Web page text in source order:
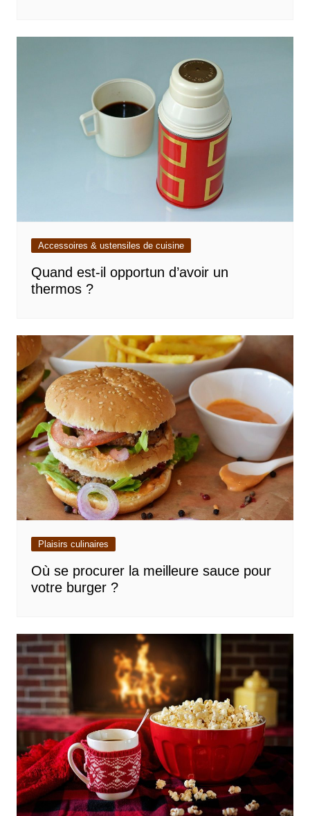
Accessoires & ustensiles de cuisine
Quand est-il opportun d’avoir un
thermos ?
Plaisirs culinaires
Où se procurer la meilleure sauce pour
votre burger ?